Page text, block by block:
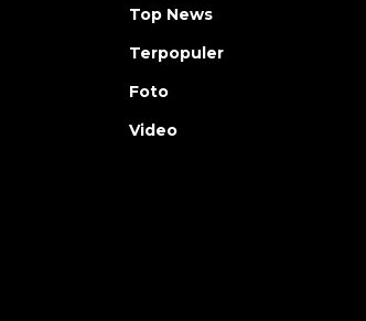
Top News
Terpopuler
Foto
Video